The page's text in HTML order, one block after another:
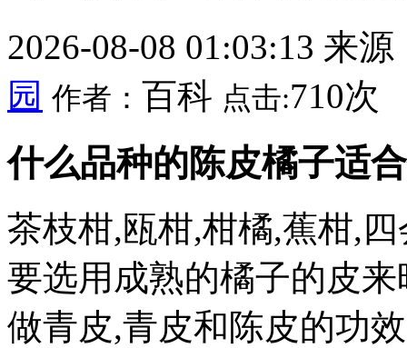
2026-08-08 01:03:13 来源
园 作者： 百科 点击:710次
什么品种的陈皮橘子适
茶枝柑,瓯柑,柑橘,蕉柑,
要选用成熟的橘子的皮
做青皮,青皮和陈皮的功